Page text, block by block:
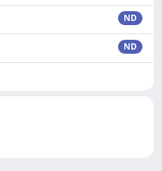
ND
ND